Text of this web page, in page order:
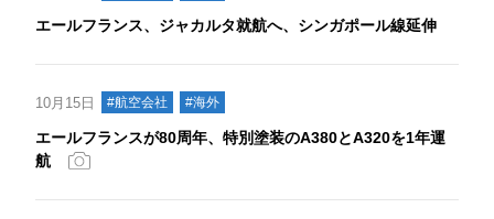
エールフランス、ジャカルタ就航へ、シンガポール線延伸
10月15日 #航空会社 #海外
エールフランスが80周年、特別塗装のA380とA320を1年運
航